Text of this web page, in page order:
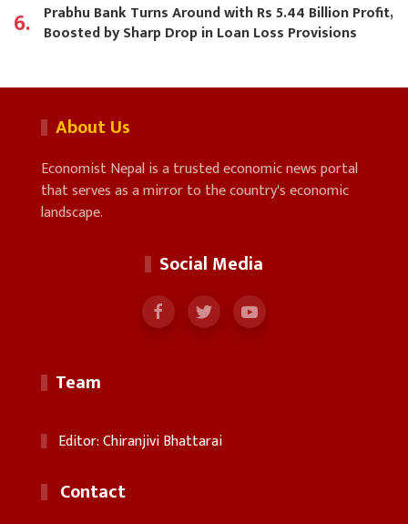
6. Prabhu Bank Turns Around with Rs 5.44 Billion Profit,
Boosted by Sharp Drop in Loan Loss Provisions
About Us
Economist Nepal is a trusted economic news portal
that serves as a mirror to the country's economic
landscape.
Social Media
Team
Editor: Chiranjivi Bhattarai
Contact